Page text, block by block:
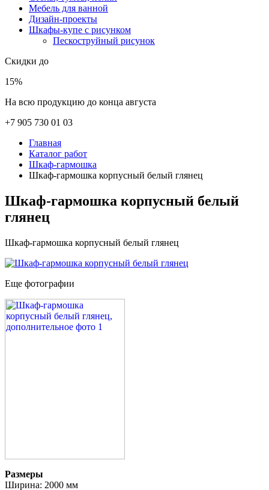
Мебель для ванной
Дизайн-проекты
Шкафы-купе с рисунком
Пескоструйный рисунок
Скидки до
15%
На всю продукцию до конца августа
+7 905 730 01 03
Главная
Каталог работ
Шкаф-гармошка
Шкаф-гармошка корпусный белый глянец
Шкаф-гармошка корпусный белый
глянец
Шкаф-гармошка корпусный белый глянец
Еще фотографии
Размеры
Ширина: 2000 мм